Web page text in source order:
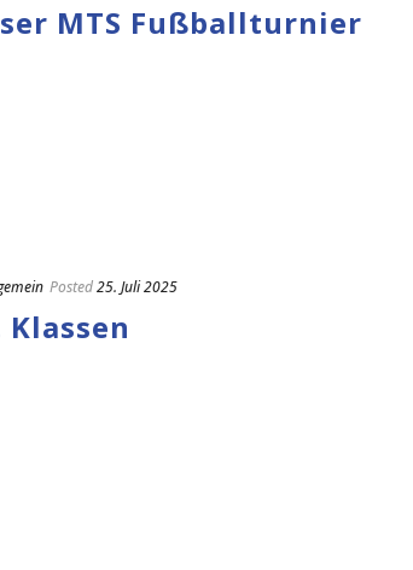
MTS Fußballturnier
Posted25. Juli 2025